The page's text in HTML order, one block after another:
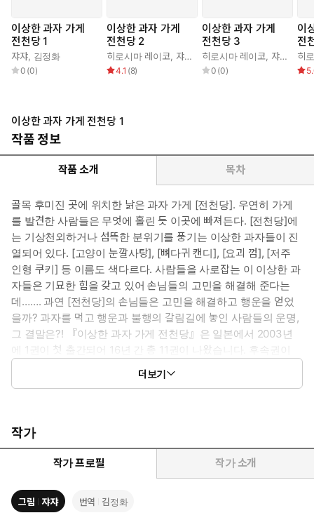
이상한 과자 가게
전천당 1
쟈쟈, 김정화
0 (0)
이상한 과자 가게
전천당 2
히로시마 레이코, 쟈쟈 김정화
4.1 (8)
이상한 과자 가게
전천당 3
히로시마 레이코, 쟈쟈 김
0 (0)
이
전
히
이상한 과자 가게 전천당 1
작품 정보
작품 소개 목차
골목 후미진 곳에 위치한 낡은 과자 가게 [전천당]. 우연히 가게
를 발견한 사람들은 무엇에 홀린 듯 이곳에 빠져든다. [전천당]에
는 기상천외하거나 섬뜩한 분위기를 풍기는 이상한 과자들이 진
열되어 있다. [고양이 눈깔사탕], [뼈다귀 캔디], [요괴 껌], [저주
인형 쿠키] 등 이름도 색다르다. 사람들을 사로잡는 이 이상한 과
자들은 기묘한 힘을 갖고 있어 손님들의 고민을 해결해 준다는
데……. 과연 [전천당]의 손님들은 고민을 해결하고 행운을 얻었
을까? 과자를 먹고 행운과 불행의 갈림길에 놓인 사람들의 운명,
그 결말은?! 『이상한 과자 가게 전천당』은 일본에서 2003년
에 1권이 첫 출간되어 16년 간 총 11권이 나왔습니다. 후속권이
나올 때마다 판타지 분야에서 1위를 하며 현재 85만 부 이상이
판매되었습니다. 또한 일본 어린이들이 뽑은 최고의 책(포플라
어 판타지 대상을 수상한 만큼 작품성과 필력을 인정받은 작가입
니다. 일본에서 화제를 몰고 있는 위 판타지 시리즈를 국내 어린
이들에게 선보입니다. 학원물과 탐정물이 주를 이루는 국내 어린
이 판타지 시장에 마법과 환상, 스릴러 요소가 가미된 색다른 판
타지 시리즈가 등장하였습니다. 복잡하지 않은 이야기 구조와 매
력적인 캐릭터, 과자 가게의 아이템, 그것을 운용하는 사람들의
더보기
작가
작가 프로필 작가 소개
그림 쟈쟈 번역 김정화